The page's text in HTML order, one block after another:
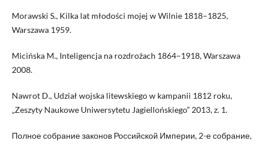
Morawski S., Kilka lat młodości mojej w Wilnie 1818–1825,
Warszawa 1959.
Micińska M., Inteligencja na rozdrożach 1864–1918, Warszawa
2008.
Nawrot D., Udział wojska litewskiego w kampanii 1812 roku,
„Zeszyty Naukowe Uniwersytetu Jagiellońskiego” 2013, z. 1.
Полное собрание законов Российской Империи, 2-е собрание,